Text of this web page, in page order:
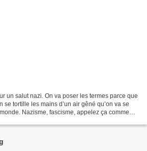
un salut nazi. On va poser les termes parce que
se tortille les mains d’un air gêné qu’on va se
Nazisme, fascisme, appelez ça comme